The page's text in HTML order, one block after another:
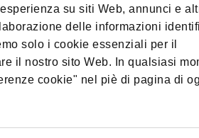
su siti Web, annunci e
delle informazioni
solo i cookie essenziali per il
il nostro sito Web. In qualsiasi
cookie" nel piè di pagina di
cookiePreferenze cookieMappa
Via Luisa Battistotti Sassi 11 -